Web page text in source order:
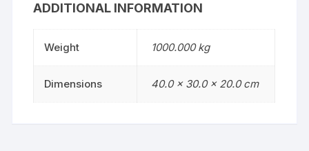
ADDITIONAL INFORMATION
Weight 1000.000 kg
Dimensions 40.0 × 30.0 × 20.0 cm